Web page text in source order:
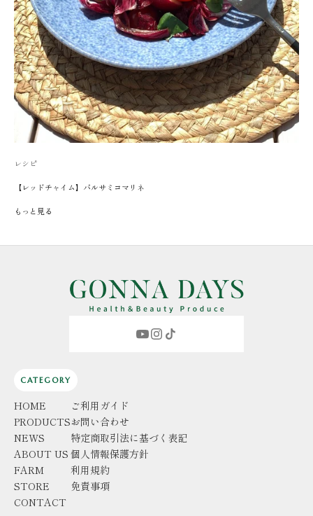
レシピ
【レッドチャイム】バルサミコマリネ
もっと見る
CATEGORY
HOME
PRODUCTS
NEWS
ABOUT US
FARM
STORE
CONTACT
ご利用ガイド
お問い合わせ
特定商取引法に基づく表記
個人情報保護方針
利用規約
免責事項